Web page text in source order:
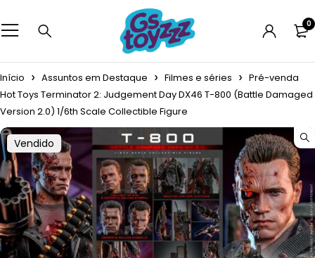
0
Início Assuntos em Destaque Filmes e séries
Pré-venda
Hot Toys Terminator 2: Judgement Day DX46 T-800 (Battle Damaged
Version 2.0) 1/6th Scale Collectible Figure
Vendido